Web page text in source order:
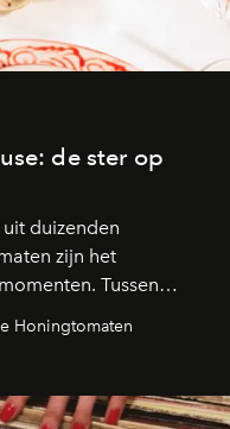
de ster op
duizenden
zijn het
Tussen
puur smaakplezier
op alledaagse luxe.
Honingtomaten